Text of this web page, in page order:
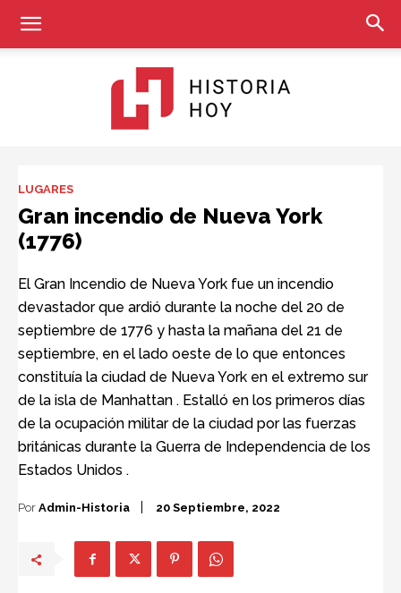
LUGARES
Gran incendio de Nueva York
(1776)
El Gran Incendio de Nueva York fue un incendio
devastador que ardió durante la noche del 20 de
septiembre de 1776 y hasta la mañana del 21 de
septiembre, en el lado oeste de lo que entonces
constituía la ciudad de Nueva York en el extremo sur
de la isla de Manhattan . Estalló en los primeros días
de la ocupación militar de la ciudad por las fuerzas
británicas durante la Guerra de Independencia de los
Estados Unidos .
Por Admin-Historia 20 Septiembre, 2022